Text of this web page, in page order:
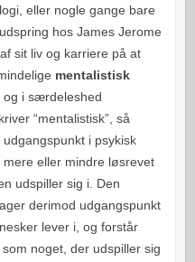
eller nogle gange bare
hos James Jerome
sit liv og karriere på at
mentalistisk
i særdeleshed
“mentalistisk”, så
i psykisk
eller mindre løsrevet
udspiller sig i. Den
derimod udgangspunkt
lever i, og forstår
noget, der udspiller sig